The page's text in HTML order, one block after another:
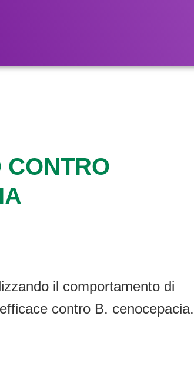
il comportamento di
contro B. cenocepacia.